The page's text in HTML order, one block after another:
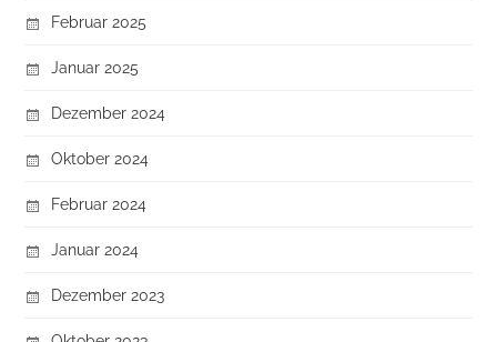
Februar 2025
Januar 2025
Dezember 2024
Oktober 2024
Februar 2024
Januar 2024
Dezember 2023